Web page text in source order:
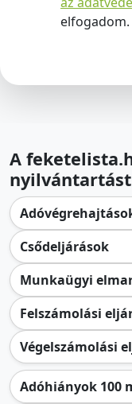
elfogadom.
A
Csődeljárások
Munkaügyi
Felszámolási
Végelszámolási
Adóhiányok